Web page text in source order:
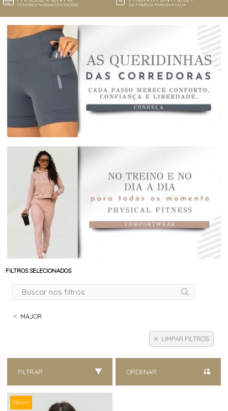
CONHEÇA NOSSAS CONDIÇÕES DA FÁBRICA PARA SUA LOJA
FILTROS SELECIONADOS
MAJOR
LIMPAR FILTROS
FILTRAR ORDENAR
30% OFF